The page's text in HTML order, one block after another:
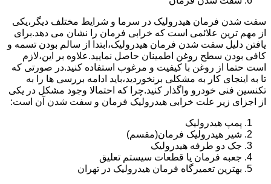
سفت شدن فرمان هیدرولیک در سرما و شرایط مختلف دیگر،یکی
از مهم ترین علائمی است که خرابی فرمان را نشان می دهد.برای
یافتن دلیل سفت شدن فرمان هیدرولیک،ابتدا از سالم بودن تسمه و
کافی بودن سطح روغن اطمینان حاصل نمایید.علاوه بر این،لازم
است حتما از روغن با کیفیت و مرغوب استفاده کنید.در صورتی که
تا به اینجای کار به مشکلی برنخوردید،باید ادامه بررسی ها را به
تکنسین فنی خودرو واگذار کنید.چرا که احتمالا وجود مشکل در یکی
از اجزای زیر علت خرابی هیدرولیک فرمان و سفت شدن آن است:
پمپ هیدرولیک
شیر هیدرولیک فرمان(مقسم)
جک دو طرفه هیدرولیک
جعبه فرمان یا قطعات سیستم تعلیق
بهترین تعمیرگاه فرمان هیدرولیک در تهران